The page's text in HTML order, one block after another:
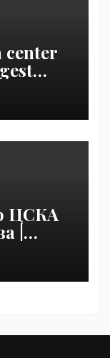
center
|
ЦСКА
|